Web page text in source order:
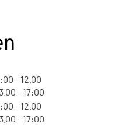
tot
- 12.00
tot
- 17:00
tot
- 12.00
tot
- 17:00